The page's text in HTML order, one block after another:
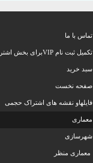
تماس با ما
تکمیل ثبت نام VIPبرای بخش اشتراکیها
سبد خرید
صفحه نخست
فایلهاو نقشه های اشتراک حجمی
معماری
شهرسازی
معماری منظر